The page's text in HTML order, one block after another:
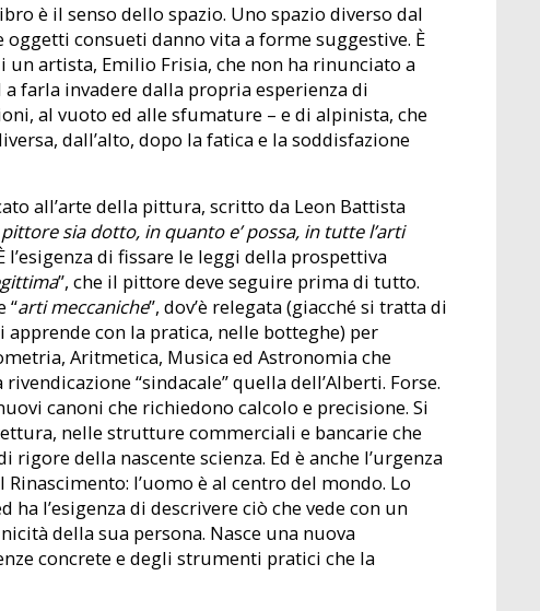
è il senso dello spazio. Uno spazio diverso dal
consueti danno vita a forme suggestive. È
artista, Emilio Frisia, che non ha rinunciato a
farla invadere dalla propria esperienza di
al vuoto ed alle sfumature – e di alpinista, che
dall’alto, dopo la fatica e la soddisfazione
all’arte della pittura, scritto da Leon Battista
sia dotto, in quanto e’ possa, in tutte l’arti
l’esigenza di fissare le leggi della prospettiva
”, che il pittore deve seguire prima di tutto.
“arti meccaniche”, dov’è relegata (giacché si tratta di
con la pratica, nelle botteghe) per
Aritmetica, Musica ed Astronomia che
“sindacale” quella dell’Alberti. Forse.
canoni che richiedono calcolo e precisione. Si
nelle strutture commerciali e bancarie che
rigore della nascente scienza. Ed è anche l’urgenza
l’uomo è al centro del mondo. Lo
l’esigenza di descrivere ciò che vede con un
della sua persona. Nasce una nuova
concrete e degli strumenti pratici che la